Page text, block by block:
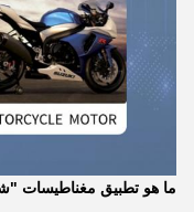
ما هو تطبيق مغناطيسات